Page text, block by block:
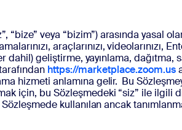
veya “bizim”) arasında yasal
araçlarınızı, videolarınızı,
geliştirme, yayınlama, dağıtma,
https://marketplace.zoom.us
hizmeti anlamına gelir. Bu
için, bu Sözleşmedeki “siz” ile ilgili
kullanılan ancak